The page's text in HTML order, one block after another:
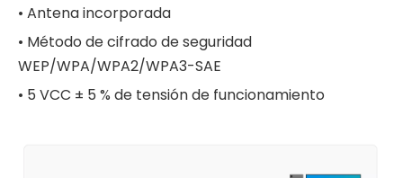
• Antena incorporada
• Método de cifrado de seguridad
WEP/WPA/WPA2/WPA3-SAE
• 5 VCC ± 5 % de tensión de funcionamiento